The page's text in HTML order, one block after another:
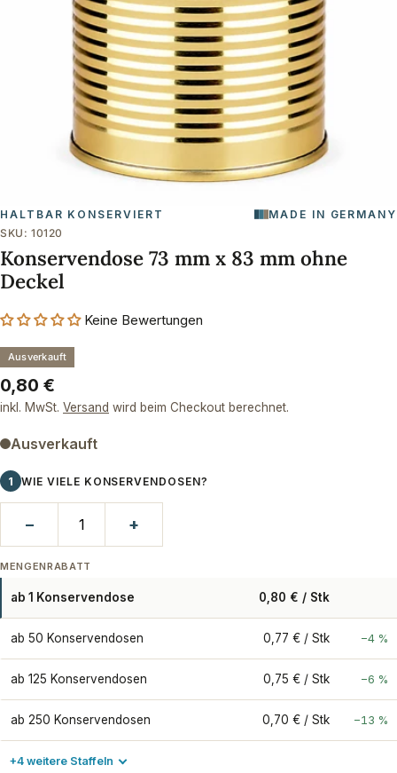
Sie das Medium 0 im Modalformat
HALTBAR KONSERVIERT
MADE IN GERMANY
SKU: 10120
Konservendose 73 mm x 83 mm ohne
Deckel
Keine Bewertungen
Ausverkauft
Regulärer
Preis
0,80 €
inkl. MwSt. Versand wird beim Checkout berechnet.
Ausverkauft
1 WIE VIELE KONSERVENDOSEN?
− +
MENGENRABATT
ab 1 Konservendose 0,80 € / Stk
ab 50 Konservendosen 0,77 € / Stk −4 %
ab 125 Konservendosen 0,75 € / Stk −6 %
ab 250 Konservendosen 0,70 € / Stk −13 %
+4 weitere Staffeln